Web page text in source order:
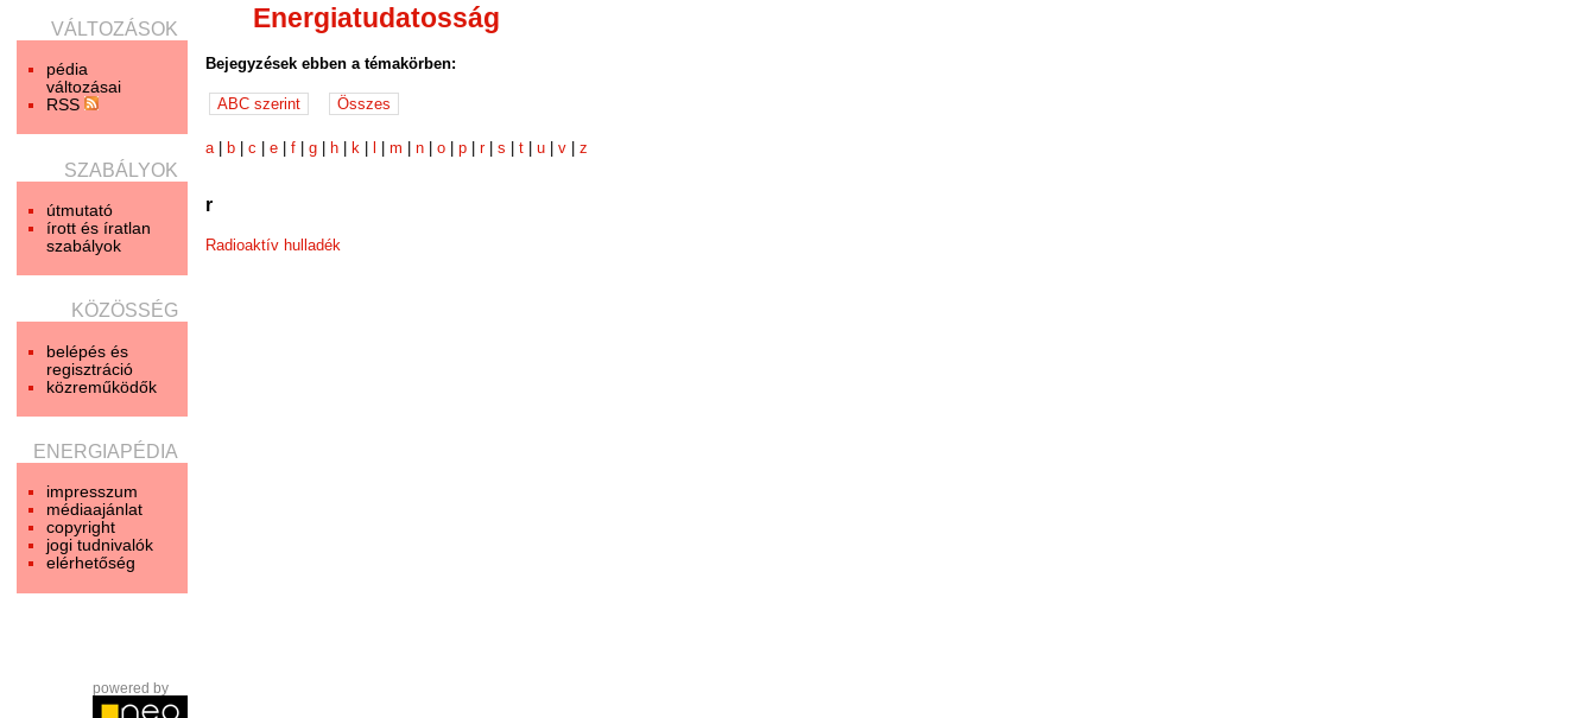
VÁLTOZÁSOK
pédia
változásai
RSS
SZABÁLYOK
útmutató
írott és íratlan
szabályok
KÖZÖSSÉG
belépés és
regisztráció
közreműködők
ENERGIAPÉDIA
impresszum
médiaajánlat
copyright
jogi tudnivalók
elérhetőség
powered by
Energiatudatosság
Bejegyzések ebben a témakörben:
a| b |c |e |f |g h k |m |n |o |p |r|s |t |u |v |z
r
Radioaktív hulladék